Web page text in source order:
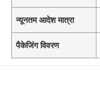
न्यूनतम आदेश मात्रा
पैकेजिंग विवरण